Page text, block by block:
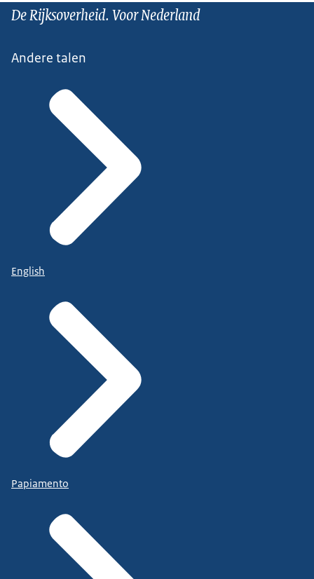
De Rijksoverheid. Voor Nederland
Andere talen
English
Papiamento